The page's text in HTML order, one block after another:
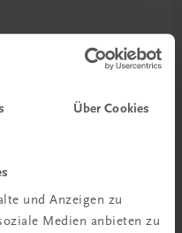
Über Cookies
und Anzeigen zu
Medien anbieten zu